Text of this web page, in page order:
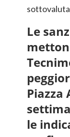
Le
Piazza
le